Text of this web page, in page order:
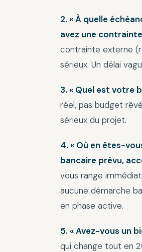
2. « À quelle
avez une
contrainte externe
sérieux. Un délai
3. « Quel est votre
réel, pas budget
sérieux du projet.
4. « Où en êtes-
bancaire prévu,
vous range
aucune démarche
en phase active.
5. « Avez-vous un
qui change tout en